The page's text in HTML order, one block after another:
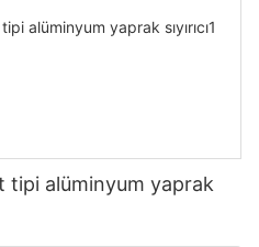
tipi alüminyum yaprak